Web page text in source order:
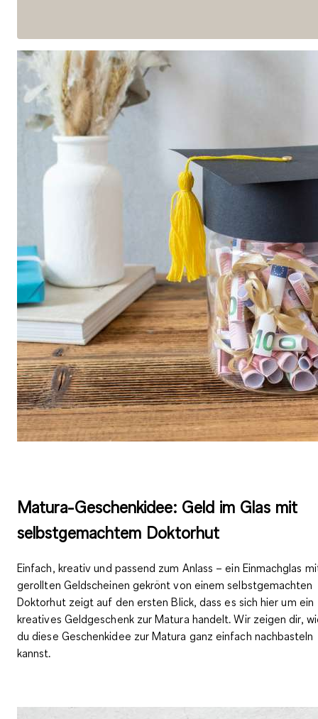
Matura-Geschenkidee: Geld im Glas mit
selbstgemachtem Doktorhut
Einfach, kreativ und passend zum Anlass – ein Einmachglas
gerollten Geldscheinen gekrönt von einem selbstgemachten
Doktorhut zeigt auf den ersten Blick, dass es sich hier um ein
kreatives Geldgeschenk zur Matura handelt. Wir zeigen dir,
du diese Geschenkidee zur Matura ganz einfach nachbasteln
kannst.